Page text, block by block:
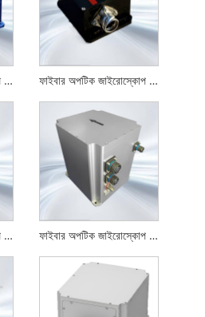
ফাইবার অপটিক জাইরোস্কোপ কুয়াশা মনোভাব পরিমাপ সিস্টেম ফাইবার অপটিক জাইরোস্কোপ কুয়াশা উচ্চ নির্ভুলতা বাঁক যন্ত্র
ফাইবার অপটিক জাইরোস্কোপ ফগ মেমস জাইরোস্কোপ এবং অ্যাক্সিলোমিটার ফাইবার অপটিক জাইরোস্কোপ ফগ স্যাটেলাইট ইন্টিগ্রেটেড নেভিগেশন সিস্টেম